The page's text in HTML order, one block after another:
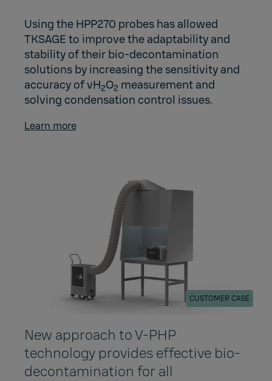
Using the HPP270 probes has allowed
TKSAGE to improve the adaptability and
stability of their bio-decontamination
solutions by increasing the sensitivity and
accuracy of vH2O2 measurement and
solving condensation control issues.
Learn more
CUSTOMER CASE
New approach to V-PHP
technology provides effective bio-
decontamination for all